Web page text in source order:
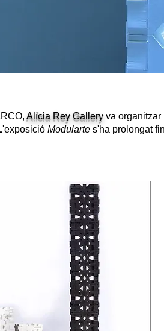
Alícia Rey Galleryva organitzar
'exposició Modularte s'ha prolongat